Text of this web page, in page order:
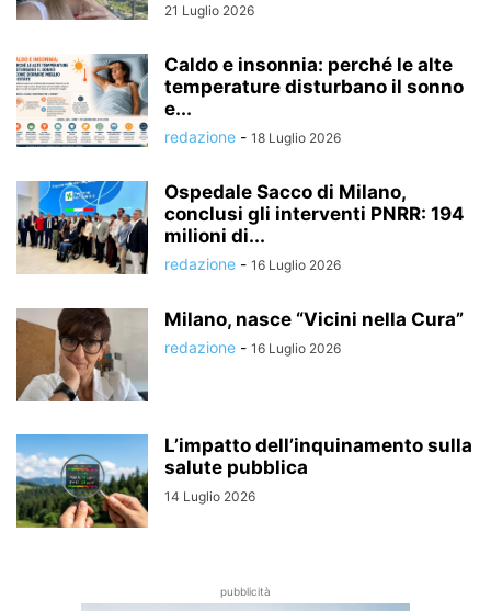
21 Luglio 2026
Caldo e insonnia: perché le alte
temperature disturbano il sonno
e...
redazione - 18 Luglio 2026
Ospedale Sacco di Milano,
conclusi gli interventi PNRR: 194
milioni di...
redazione - 16 Luglio 2026
Milano, nasce “Vicini nella Cura”
redazione - 16 Luglio 2026
L’impatto dell’inquinamento sulla
salute pubblica
14 Luglio 2026
pubblicità